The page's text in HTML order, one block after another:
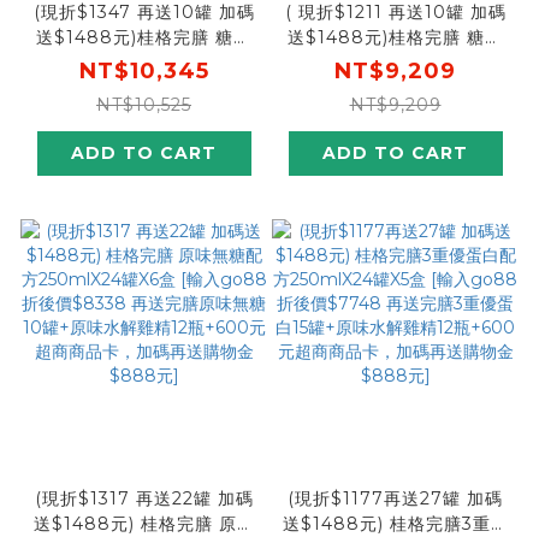
(現折$1347 再送10罐 加碼
送$1488元)桂格完膳 糖尿
病適用100鉻無糖配方
250mlX24罐X5盒 [下單先
折$120，輸入go88再88
100鉻無糖10罐+600元超
NT$10,345
NT$10,525
ADD TO CART
( 現折$1211 再送10罐 加碼
送$1488元)桂格完膳 糖尿
病適用穩健配方250mlX24
入go88再88折，折後
+600元超商卡，加碼再送
NT$9,209
NT$9,209
ADD TO CART
(現折$1317 再送22罐 加碼
送$1488元) 桂格完膳 原味
(現折$1177再送27罐 加碼
送$1488元) 桂格完膳3重優